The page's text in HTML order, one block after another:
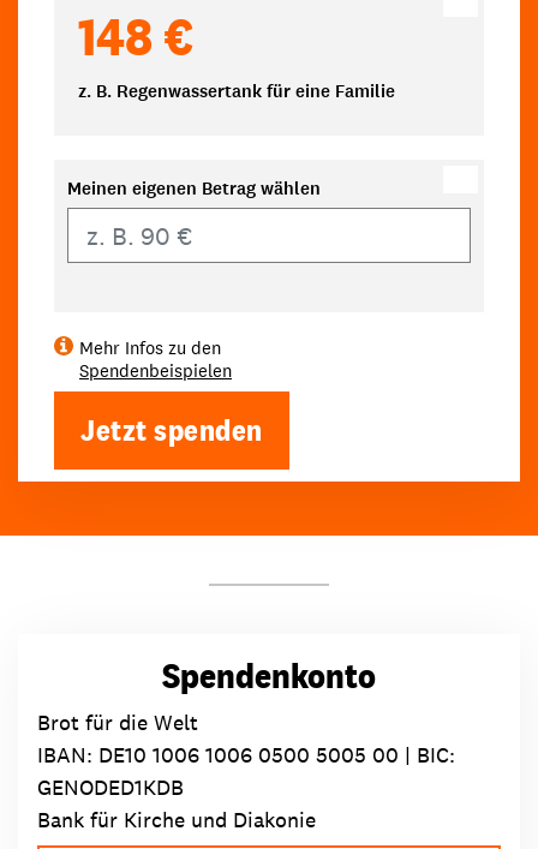
148 €
z. B. Regenwassertank für eine Familie
Meinen eigenen Betrag wählen
Mehr Infos zu den
Spendenbeispielen
Jetzt spenden
Spendenkonto
Brot für die Welt
IBAN: DE10 1006 1006 0500 5005 00 | BIC:
GENODED1KDB
Bank für Kirche und Diakonie